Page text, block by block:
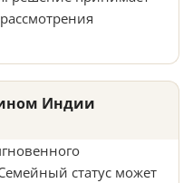
Индии
статус может